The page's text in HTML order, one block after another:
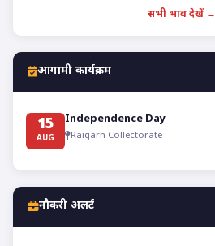
सभी भाव देखें →
आगामी कार्यक्रम
15
AUG
Independence Day
Raigarh Collectorate
नौकरी अलर्ट